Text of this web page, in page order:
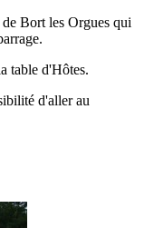
Bort les Orgues qui
table d'Hôtes.
d'aller au